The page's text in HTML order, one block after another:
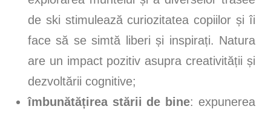
de ski stimulează curiozitatea copiilor și îi
face să se simtă liberi și inspirați. Natura
are un impact pozitiv asupra creativității și
dezvoltării cognitive;
îmbunătățirea stării de bine: expunerea